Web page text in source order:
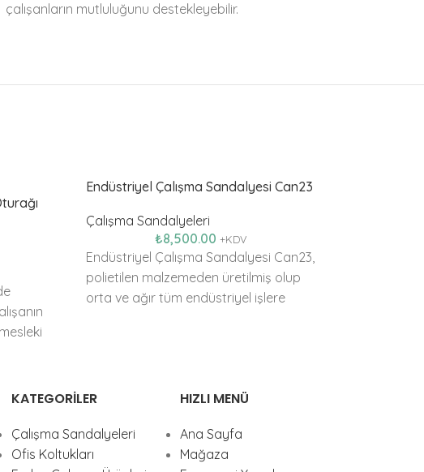
çalışanların mutluluğunu destekleyebilir.
Endüstriyel Çalışma Sandalyesi Can23
Çalışma Sandalyeleri
₺8,500.00 +KDV
Endüstriyel Çalışma Sandalyesi Can23,
polietilen malzemeden üretilmiş olup
orta ve ağır tüm endüstriyel işlere
KATEGORILER
Çalışma Sandalyeleri
Ofis Koltukları
HIZLI MENÜ
Ana Sayfa
Mağaza